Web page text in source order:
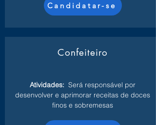
Candidatar-se
Confeiteiro
Atividades: Será responsável por
desenvolver e aprimorar receitas de doces
finos e sobremesas